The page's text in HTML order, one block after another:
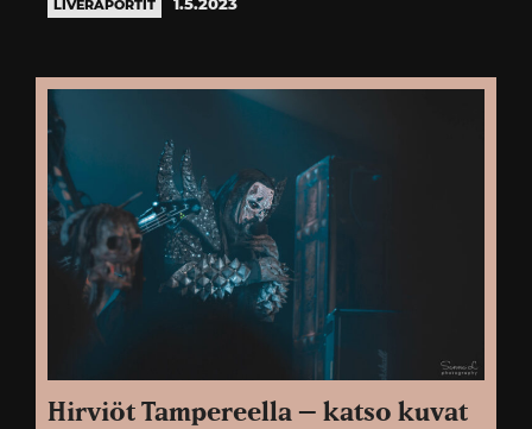
LIVERAPORTIT
Hirviöt Tampereella – katso kuvat